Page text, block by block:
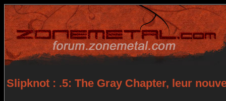
Slipknot : .5: The Gray Chapter, leur